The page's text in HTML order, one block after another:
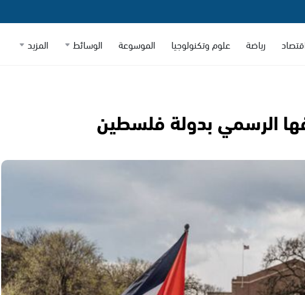
رياضة علوم وتكنولوجيا الموسوعة الوسائط المزيد
الرسمي بدولة فلسطين